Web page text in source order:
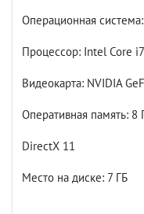
Операционная
Процессор: Intel Core i7
Видеокарта: NVIDIA
Оперативная память: 8
DirectX 11
Место на диске: 7 ГБ